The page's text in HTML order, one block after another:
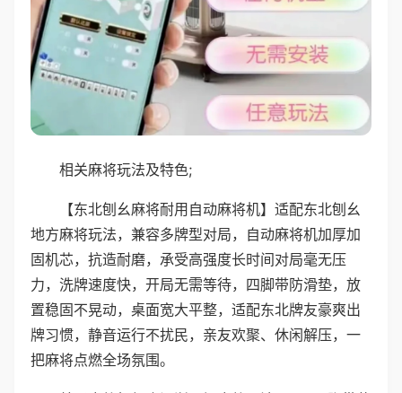
相关麻将玩法及特色;
【东北刨幺麻将耐用自动麻将机】适配东北刨幺
地方麻将玩法，兼容多牌型对局，自动麻将机加厚加
固机芯，抗造耐磨，承受高强度长时间对局毫无压
力，洗牌速度快，开局无需等待，四脚带防滑垫，放
置稳固不晃动，桌面宽大平整，适配东北牌友豪爽出
牌习惯，静音运行不扰民，亲友欢聚、休闲解压，一
把麻将点燃全场氛围。